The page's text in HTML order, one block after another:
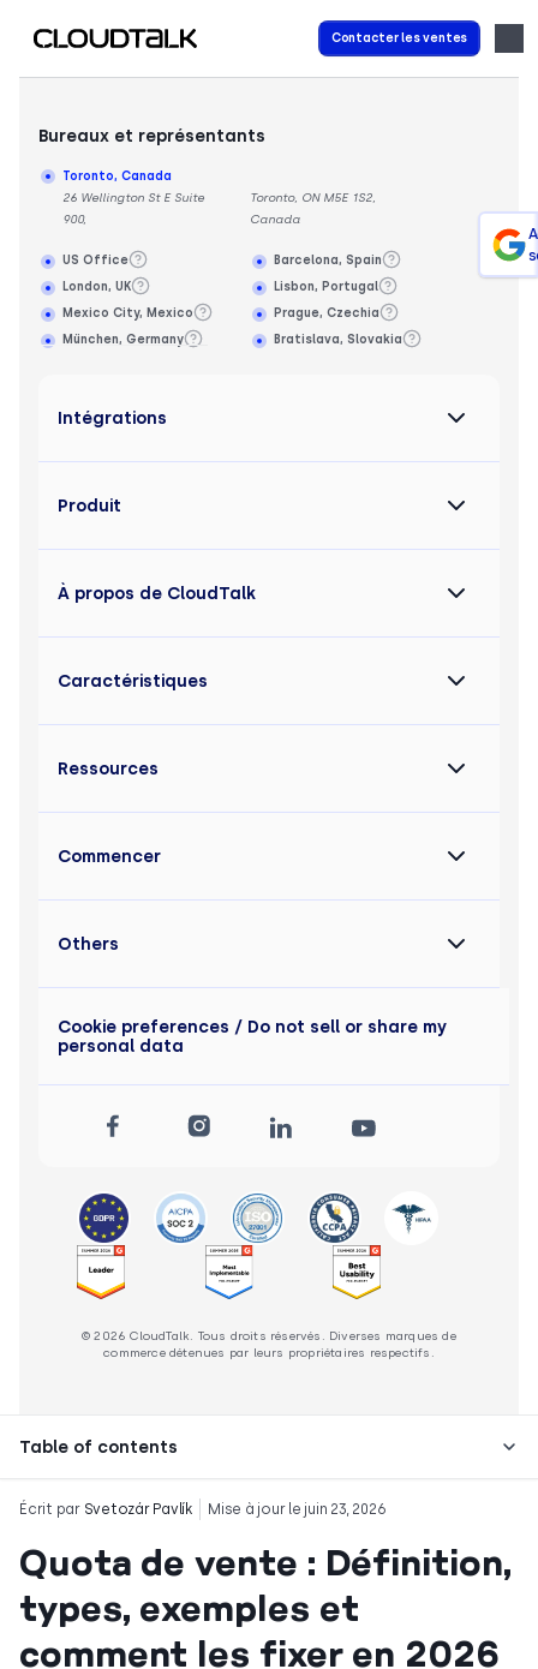
Contacter les ventes
Table of contents
Écrit par Svetozár Pavlík Mise à jour le juin 23, 2026
Quota de vente : Définition,
types, exemples et
comment les fixer en 2026
Bureaux et représentants
Toronto, Canada
26 Wellington St E Suite
900,
Toronto, ON M5E 1S2,
Canada
US Office
London, UK
Mexico City, Mexico
München, Germany
Barcelona, Spain
Lisbon, Portugal
Prague, Czechia
Bratislava, Slovakia
Intégrations
Produit
À propos de CloudTalk
Caractéristiques
Ressources
Commencer
© 2026 CloudTalk. Tous droits réservés. Diverses marques de
commerce détenues par leurs propriétaires respectifs.
Others
Cookie preferences / Do not sell or share my
personal data